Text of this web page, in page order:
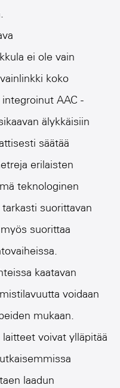
ei ole vain
koko
AAC -
älykkäisiin
säätää
erilaisten
teknologinen
suorittavan
suorittaa
kaatavan
voidaan
mukaan.
voivat ylläpitää
laadun